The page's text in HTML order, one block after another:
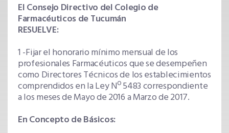
El Consejo Directivo del Colegio de
Farmacéuticos de Tucumán
RESUELVE:
1 -Fijar el honorario mínimo mensual de los
profesionales Farmacéuticos que se desempeñen
como Directores Técnicos de los establecimientos
comprendidos en la Ley Nº 5483 correspondiente
a los meses de Mayo de 2016 a Marzo de 2017.
En Concepto de Básicos: